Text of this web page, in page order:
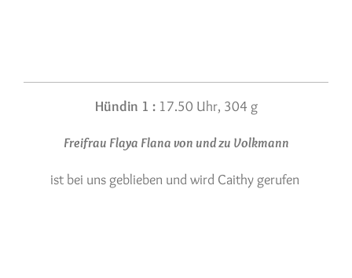
Hündin 1 : 17.50 Uhr, 304 g
Freifrau Flaya Flana von und zu Volkmann
ist bei uns geblieben und wird Caithy gerufen